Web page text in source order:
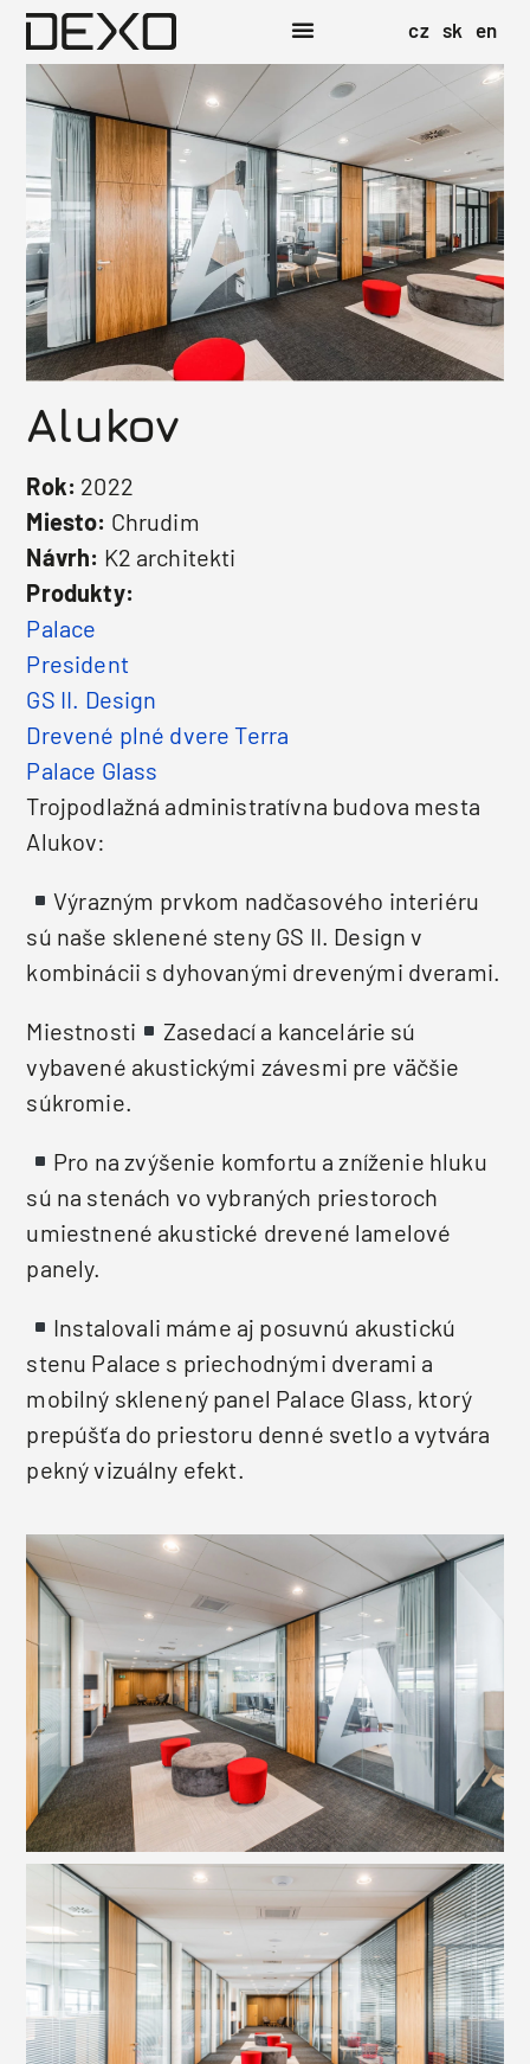
cz sk en
Alukov
Rok: 2022
Miesto: Chrudim
Návrh: K2 architekti
Produkty:
Palace
President
GS II. Design
Drevené plné dvere Terra
Palace Glass
Trojpodlažná administratívna budova mesta
Alukov:
Výrazným prvkom nadčasového interiéru
sú naše sklenené steny GS II. Design v
kombinácii s dyhovanými drevenými dverami.
Miestnosti
Zasedací a kancelárie sú
vybavené akustickými závesmi pre väčšie
súkromie.
Pro na zvýšenie komfortu a zníženie hluku
sú na stenách vo vybraných priestoroch
umiestnené akustické drevené lamelové
panely.
Instalovali máme aj posuvnú akustickú
stenu Palace s priechodnými dverami a
mobilný sklenený panel Palace Glass, ktorý
prepúšťa do priestoru denné svetlo a vytvára
pekný vizuálny efekt.